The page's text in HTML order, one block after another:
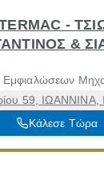
-
&
Εμφιαλώσεων
59, ΙΩΑΝΝΙΝΑ,
Ιωάννινα, 45333
Κάλεσε Τώρα